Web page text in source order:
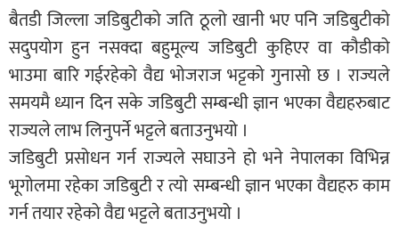
बैतडी जिल्ला जडिबुटीको जति ठूलो खानी भए पनि जडिबुटीको
सदुपयोग हुन नसक्दा बहुमूल्य जडिबुटी कुहिएर वा कौडीको
भाउमा बारि गईरहेको वैद्य भोजराज भट्टको गुनासो छ । राज्यले
समयमै ध्यान दिन सके जडिबुटी सम्बन्धी ज्ञान भएका वैद्यहरुबाट
राज्यले लाभ लिनुपर्ने भट्टले बताउनुभयो ।
जडिबुटी प्रसोधन गर्न राज्यले सघाउने हो भने नेपालका विभिन्न
भूगोलमा रहेका जडिबुटी र त्यो सम्बन्धी ज्ञान भएका वैद्यहरु काम
गर्न तयार रहेको वैद्य भट्टले बताउनुभयो ।